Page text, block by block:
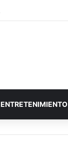
vs. por internet
ENTRETENIMIENTO